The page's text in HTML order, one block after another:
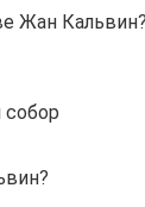
Жан Кальвин?